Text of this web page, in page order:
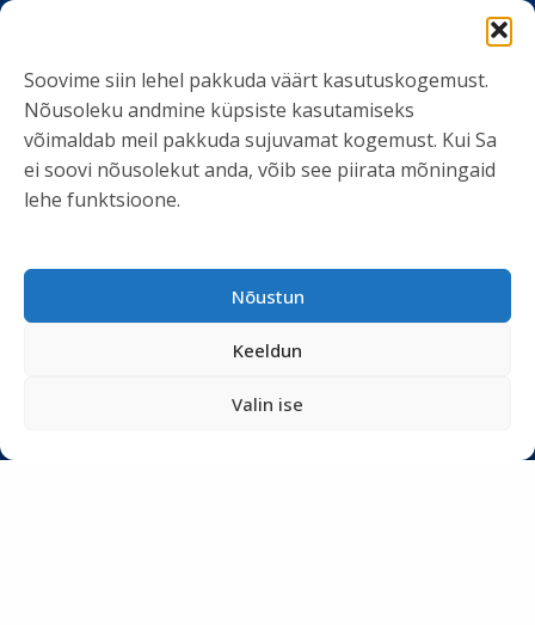
Soovime siin lehel pakkuda väärt kasutuskogemust.
Nõusoleku andmine küpsiste kasutamiseks
võimaldab meil pakkuda sujuvamat kogemust. Kui Sa
ei soovi nõusolekut anda, võib see piirata mõningaid
lehe funktsioone.
Nõustun
Keeldun
Valin ise
KASULIK INFO
Teenused
Tööriistad
Blogi